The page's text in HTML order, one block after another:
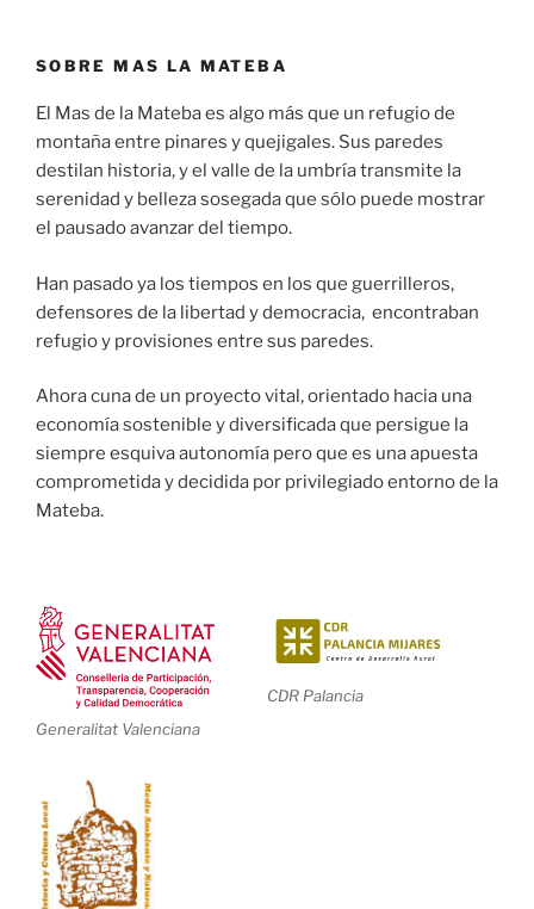
SOBRE MAS LA MATEBA
El Mas de la Mateba es algo más que un refugio de
montaña entre pinares y quejigales. Sus paredes
destilan historia, y el valle de la umbría transmite la
serenidad y belleza sosegada que sólo puede mostrar
el pausado avanzar del tiempo.
Han pasado ya los tiempos en los que guerrilleros,
defensores de la libertad y democracia, encontraban
refugio y provisiones entre sus paredes.
Ahora cuna de un proyecto vital, orientado hacia una
economía sostenible y diversificada que persigue la
siempre esquiva autonomía pero que es una apuesta
comprometida y decidida por privilegiado entorno de la
Mateba.
Generalitat Valenciana
CDR Palancia